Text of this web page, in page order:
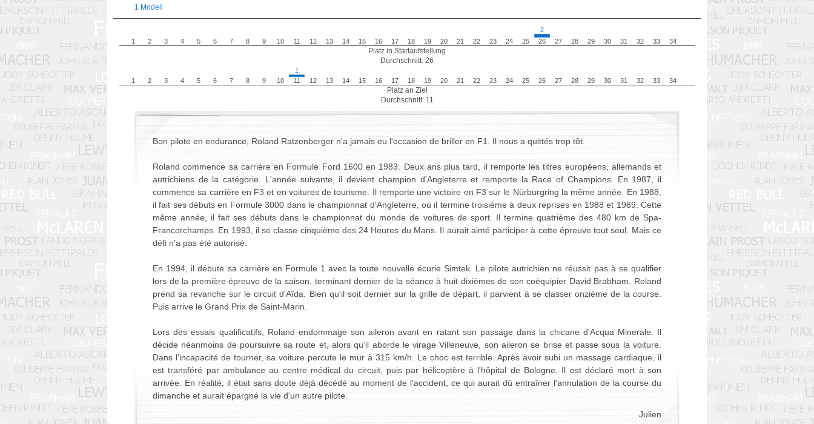
1 Modell
1 2 3 4 5 6 7 8 9 10 11 12 13 14 15 16 17 18 19 20 21 22 23 24 25
2
26
27 28 29 30 31 32 33 34
Platz in Startaufstellung
Durchschnitt: 26
1 2 3 4 5 6 7 8 9 10
1
11
12 13 14 15 16 17 18 19 20 21 22 23 24 25 26 27 28 29 30 31 32 33 34
Platz an Ziel
Durchschnitt: 11
Bon pilote en endurance, Roland Ratzenberger n'a jamais eu l'occasion de briller en F1. Il nous a quittés trop tôt.
Roland commence sa carrière en Formule Ford 1600 en 1983. Deux ans plus tard, il remporte les titres européens, allemands et
autrichiens de la catégorie. L'année suivante, il devient champion d'Angleterre et remporte la Race of Champions. En 1987, il
commence sa carrière en F3 et en voitures de tourisme. Il remporte une victoire en F3 sur le Nürburgring la même année. En 1988,
il fait ses débuts en Formule 3000 dans le championnat d'Angleterre, où il termine troisième à deux reprises en 1988 et 1989. Cette
même année, il fait ses débuts dans le championnat du monde de voitures de sport. Il termine quatrième des 480 km de Spa-
Francorchamps. En 1993, il se classe cinquième des 24 Heures du Mans. Il aurait aimé participer à cette épreuve tout seul. Mais ce
défi n'a pas été autorisé.
En 1994, il débute sa carrière en Formule 1 avec la toute nouvelle écurie Simtek. Le pilote autrichien ne réussit pas à se qualifier
lors de la première épreuve de la saison, terminant dernier de la séance à huit dixièmes de son coéquipier David Brabham. Roland
prend sa revanche sur le circuit d'Aïda. Bien qu'il soit dernier sur la grille de départ, il parvient à se classer onzième de la course.
Puis arrive le Grand Prix de Saint-Marin.
Lors des essais qualificatifs, Roland endommage son aileron avant en ratant son passage dans la chicane d'Acqua Minerale. Il
décide néanmoins de poursuivre sa route et, alors qu'il aborde le virage Villeneuve, son aileron se brise et passe sous la voiture.
Dans l'incapacité de tourner, sa voiture percute le mur à 315 km/h. Le choc est terrible. Après avoir subi un massage cardiaque, il
est transféré par ambulance au centre médical du circuit, puis par hélicoptère à l'hôpital de Bologne. Il est déclaré mort à son
arrivée. En réalité, il était sans doute déjà décédé au moment de l'accident, ce qui aurait dû entraîner l'annulation de la course du
dimanche et aurait épargné la vie d'un autre pilote.
Julien